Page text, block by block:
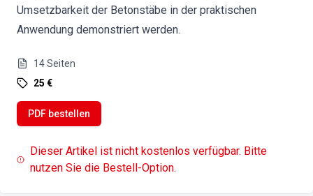
Umsetzbarkeit der Betonstäbe in der praktischen
Anwendung demonstriert werden.
14Seiten
25 €
PDF bestellen
Dieser Artikel ist nicht kostenlos verfügbar. Bitte
nutzen Sie die Bestell-Option.